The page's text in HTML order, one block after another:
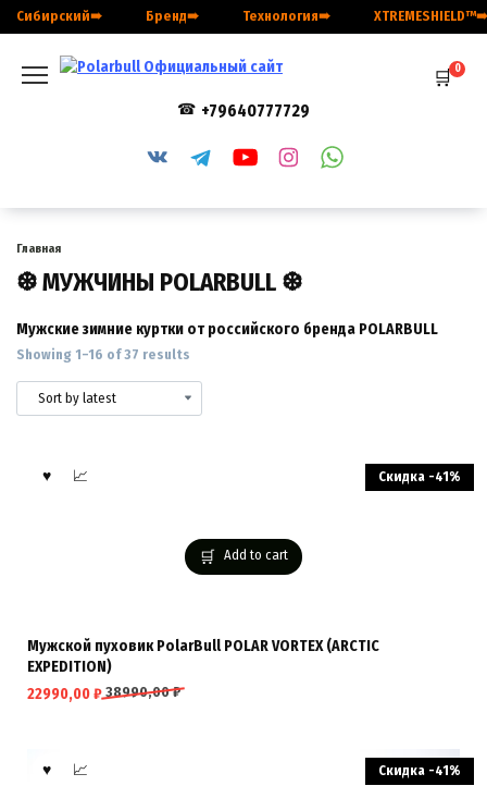
Перейти
к
содержанию
Сибирский➠ Бренд➠ Технология➠ XTREMESHIELD™➠
+79640777729
0
Главная
❆ МУЖЧИНЫ POLARBULL ❆
Мужские зимние куртки от российского бренда POLARBULL
Showing 1–16 of 37 results
Add to cart
Скидка -41%
Мужской пуховик PolarBull POLAR VORTEX (ARCTIC
EXPEDITION)
38990,00₽
22990,00₽
Скидка -41%